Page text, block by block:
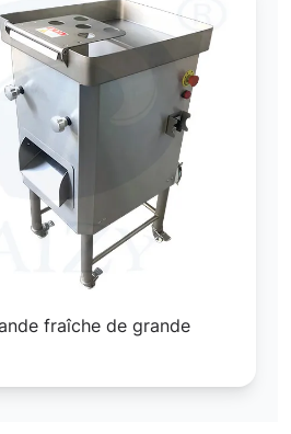
fraîche de grande